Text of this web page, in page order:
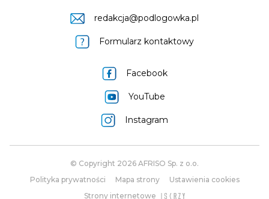
redakcja@podlogowka.pl
Formularz kontaktowy
Facebook
YouTube
Instagram
© Copyright 2026 AFRISO Sp. z o.o.
Polityka prywatności
Mapa strony
Ustawienia cookies
Strony internetowe